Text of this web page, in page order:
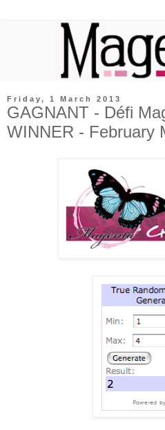
Friday, 1 March 2013
GAGNANT - Défi
WINNER - February